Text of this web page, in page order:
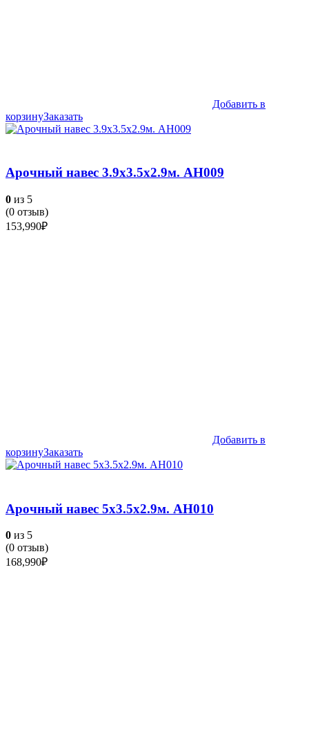
Добавить в
корзинуЗаказать
Арочный навес 3.9х3.5х2.9м. АН009
0 из 5
(0 отзыв)
153,990₽
Добавить в
корзинуЗаказать
Арочный навес 5х3.5х2.9м. АН010
0 из 5
(0 отзыв)
168,990₽